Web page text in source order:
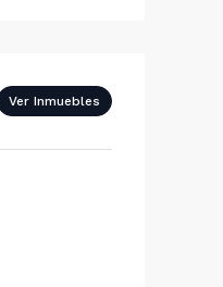
Ver Inmuebles